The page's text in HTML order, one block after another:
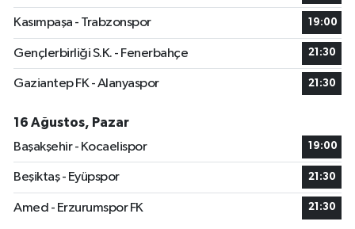
Kasımpaşa - Trabzonspor 19:00
Gençlerbirliği S.K. - Fenerbahçe 21:30
Gaziantep FK - Alanyaspor 21:30
16 Ağustos, Pazar
Başakşehir - Kocaelispor
19:00
Beşiktaş - Eyüpspor 21:30
Amed - Erzurumspor FK 21:30